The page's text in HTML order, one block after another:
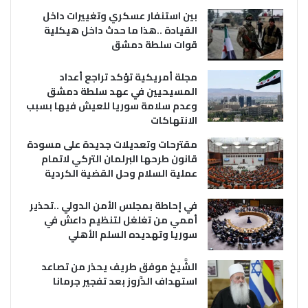
بين استنفار عسكري وتغييرات داخل
القيادة ..هذا ما حدث داخل هيكلية
قوات سلطة دمشق
مجلة أمريكية تؤكد تراجع أعداد
المسيحيين في عهد سلطة دمشق
وعدم سلامة سوريا للعيش فيها بسبب
الانتهاكات
مقترحات وتعديلات جديدة على مسودة
قانون طرحها البرلمان التركي لاتمام
عملية السلام وحل القضية الكردية
في إحاطة بمجلس الأمن الدولي ..تحذير
أممي من تغلغل لتنظيم داعش في
سوريا وتهديده السلم الأهلي
الشَّيخ موفق طريف يحذر من تصاعد
استهداف الدَّروز بعد تفجير جرمانا